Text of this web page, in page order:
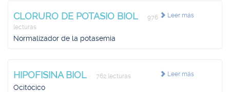
Leer más
CLORURO DE POTASIO BIOL
976
lecturas
Normalizador de la potasemia
Leer más
HIPOFISINA BIOL 762 lecturas
Ocitócico